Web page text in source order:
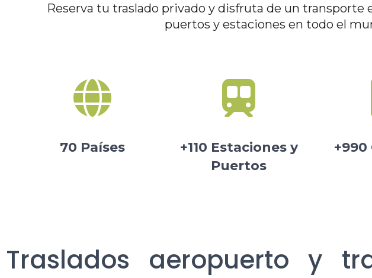
Reserva tu traslado privado y disfruta de un
puertos y estaciones en todo el
70 Países
+110 Estaciones y
Puertos
+990
Traslados aeropuerto y